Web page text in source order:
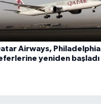
Airways, Philadelphia
yeniden başladı